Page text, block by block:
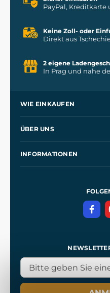
PayPal, Kreditkarte
Keine Zoll- oder
Direkt aus
2 eigene
In Prag und nahe
WIE EINKAUFEN
Kontakt
ÜBER UNS
INFORMATIONEN
Datenschutzerklärung